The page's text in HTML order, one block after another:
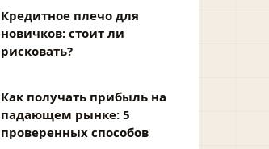
Кредитное плечо для
новичков: стоит ли
рисковать?
Как получать прибыль на
падающем рынке: 5
проверенных способов